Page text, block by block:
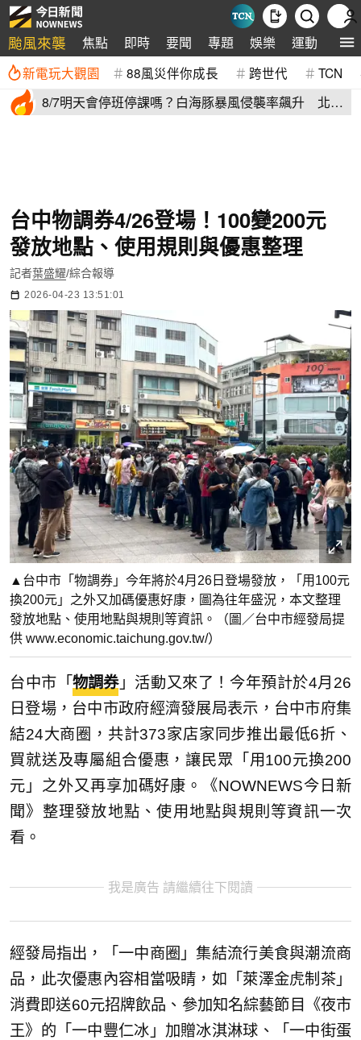
颱風來襲 焦點 即時 要聞 專題 娛樂 運動 全球
新電玩大觀園 88風災伴你成長 跨世代 TCN
8/7明天會停班停課嗎？白海豚暴風侵襲率飆升 北北
台中物調券4/26登場！100變200元
發放地點、使用規則與優惠整理
記者葉盛耀/綜合報導
2026-04-23 13:51:01
▲台中市「物調券」今年將於4月26日登場發放，「用100元
換200元」之外又加碼優惠好康，圖為往年盛況，本文整理
發放地點、使用地點與規則等資訊。（圖／台中市經發局提
供 www.economic.taichung.gov.tw/）
台中市「物調券」活動又來了！今年預計於4月26
日登場，台中市政府經濟發展局表示，台中市府集
結24大商圈，共計373家店家同步推出最低6折、
買就送及專屬組合優惠，讓民眾「用100元換200
元」之外又再享加碼好康。《NOWNEWS今日新
聞》整理發放地點、使用地點與規則等資訊一次
看。
我是廣告 請繼續往下閱讀
經發局指出，「一中商圈」集結流行美食與潮流商
品，此次優惠內容相當吸睛，如「萊澤金虎制茶」
消費即送60元招牌飲品、參加知名綜藝節目《夜市
王》的「一中豐仁冰」加贈冰淇淋球、「一中街蛋